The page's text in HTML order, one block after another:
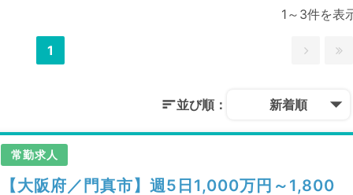
1～3件を表
1
並び順： 新着順
常勤求人
【大阪府／門真市】週5日1,000万円～1,800